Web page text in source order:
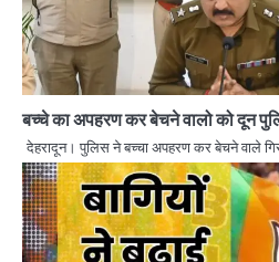
बच्चे का अपहरण कर बेचने वालो को दून
देहरादून। पुलिस ने बच्चा अपहरण कर बेचने वाले